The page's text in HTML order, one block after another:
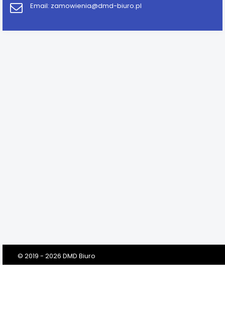
Email: zamowienia@dmd-biuro.pl
© 2019 - 2026 DMD Biuro